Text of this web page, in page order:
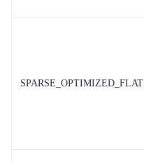
SPARSE_OPTIMIZED_FLAT